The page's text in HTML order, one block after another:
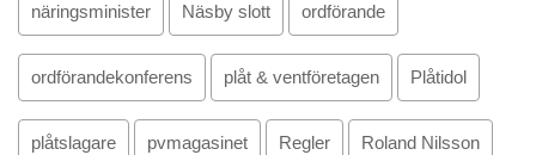
näringsminister Näsby slott ordförande
ordförandekonferens plåt & ventföretagen Plåtidol
plåtslagare pvmagasinet Regler Roland Nilsson